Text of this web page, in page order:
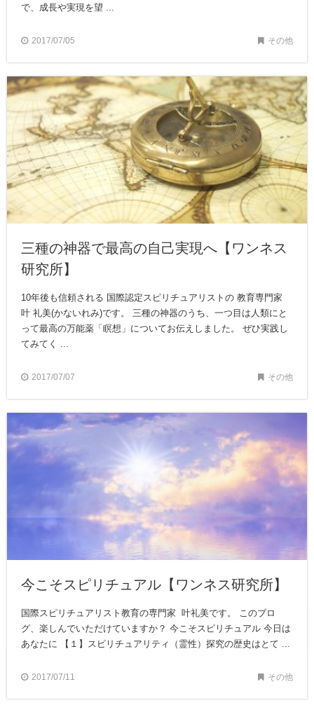
で、成長や実現を望 ...
2017/07/05 その他
三種の神器で最高の自己実現へ【ワンネス
研究所】
10年後も信頼される 国際認定スピリチュアリストの 教育専門家
叶 礼美(かないれみ)です。 三種の神器のうち、一つ目は人類にと
って最高の万能薬「瞑想」についてお伝えしました。 ぜひ実践し
てみてく ...
2017/07/07 その他
今こそスピリチュアル【ワンネス研究所】
国際スピリチュアリスト教育の専門家 叶礼美です。 このブロ
グ、楽しんでいただけていますか？ 今こそスピリチュアル 今日は
あなたに 【１】スピリチュアリティ（霊性）探究の歴史はとて ...
2017/07/11 その他